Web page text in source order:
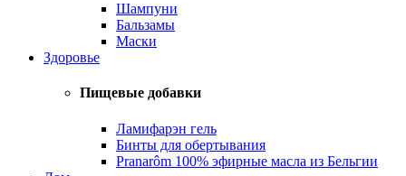
Шампуни
Бальзамы
Маски
Здоровье
Пищевые добавки
Ламифарэн гель
Бинты для обертывания
Pranarôm 100% эфирные масла из Бельгии